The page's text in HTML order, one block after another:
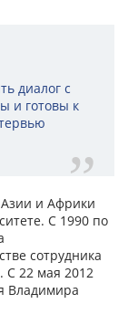
диалог с
и готовы к
и Африки
С 1990 по
сотрудника
C 22 мая 2012
Владимира